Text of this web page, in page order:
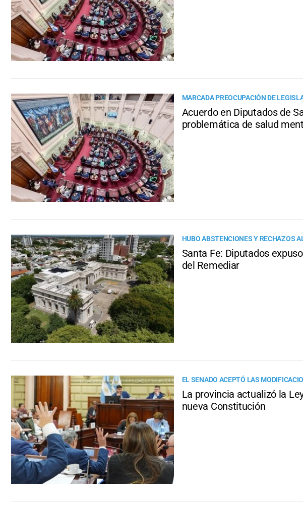
MARCADA PREOCUPACIÓN DE
Acuerdo en Diputados de
problemática de salud
HUBO ABSTENCIONES Y RECHAZOS
Santa Fe: Diputados
del Remediar
EL SENADO ACEPTÓ LAS
La provincia actualizó la
nueva Constitución